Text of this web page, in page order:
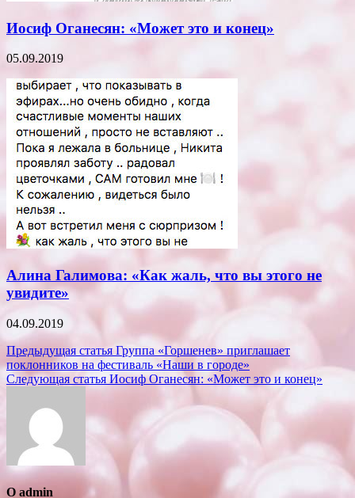
Иосиф Оганесян: «Может это и конец»
05.09.2019
Алина Галимова: «Как жаль, что вы этого не
увидите»
04.09.2019
Навигация
по
Предыдущая статья Группа «Горшенев» приглашает
поклонников на фестиваль «Наши в городе»
Следующая статья Иосиф Оганесян: «Может это и конец»
О admin